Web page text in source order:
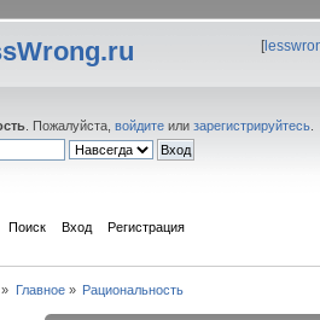
[
. Пожалуйста, войдите или зарегистрируйтесь
Поиск Вход Регистрация
» Главное» Рациональность